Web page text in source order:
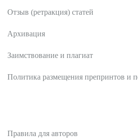
Отзыв (ретракция) статей
Архивация
Заимствование и плагиат
Политика размещения препринтов и
Правила для авторов